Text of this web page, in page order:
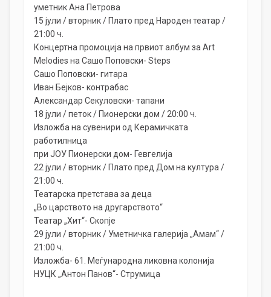
уметник Ана Петрова
15 јули / вторник / Плато пред Народен театар /
21:00 ч.
Концертна промоција на првиот албум за Art
Melodies на Сашо Поповски- Steps
Сашо Поповски- гитара
Иван Бејков- контрабас
Александар Секуловски- тапани
18 јули / петок / Пионерски дом / 20:00 ч.
Изложба на сувенири од Керамичката
работилница
при ЈОУ Пионерски дом- Гевгелија
22 јули / вторник / Плато пред Дом на култура /
21:00 ч.
Театарска претстава за деца
„Во царството на другарството“
Театар „Хит“- Скопје
29 јули / вторник / Уметничка галерија „Амам“ /
21:00 ч.
Изложба- 61. Меѓународна ликовна колонија
НУЦК „Антон Панов“- Струмица